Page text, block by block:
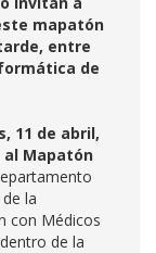
mapatón
entre
de
11 de abril,
al Mapatón
la
con Médicos
de la